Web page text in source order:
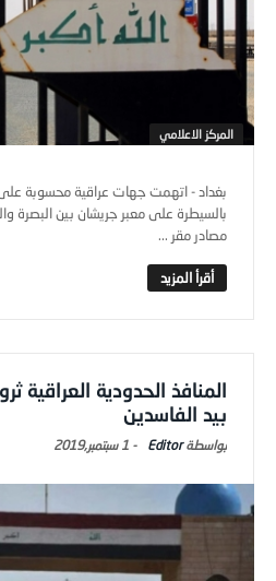
المركز الاعلامي
بغداد - اتهمت جهات عراقية محسوبة على
بالسيطرة على معبر جريشان بين
مصادر مقر ...
المنافذ الحدودية العراقية
بيد الفاسدين
Editor
- 1 سبتمبر,2019